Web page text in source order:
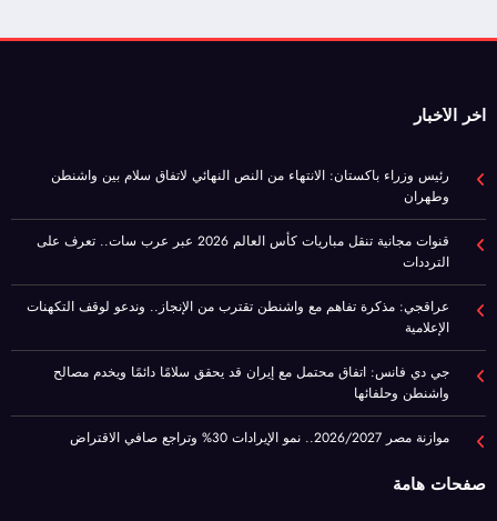
اخر الأخبار
رئيس وزراء باكستان: الانتهاء من النص النهائي لاتفاق سلام بين واشنطن
وطهران
قنوات مجانية تنقل مباريات كأس العالم 2026 عبر عرب سات.. تعرف على
الترددات
عراقجي: مذكرة تفاهم مع واشنطن تقترب من الإنجاز.. وندعو لوقف التكهنات
الإعلامية
جي دي فانس: اتفاق محتمل مع إيران قد يحقق سلامًا دائمًا ويخدم مصالح
واشنطن وحلفائها
موازنة مصر 2026/2027.. نمو الإيرادات 30% وتراجع صافي الاقتراض
صفحات هامة